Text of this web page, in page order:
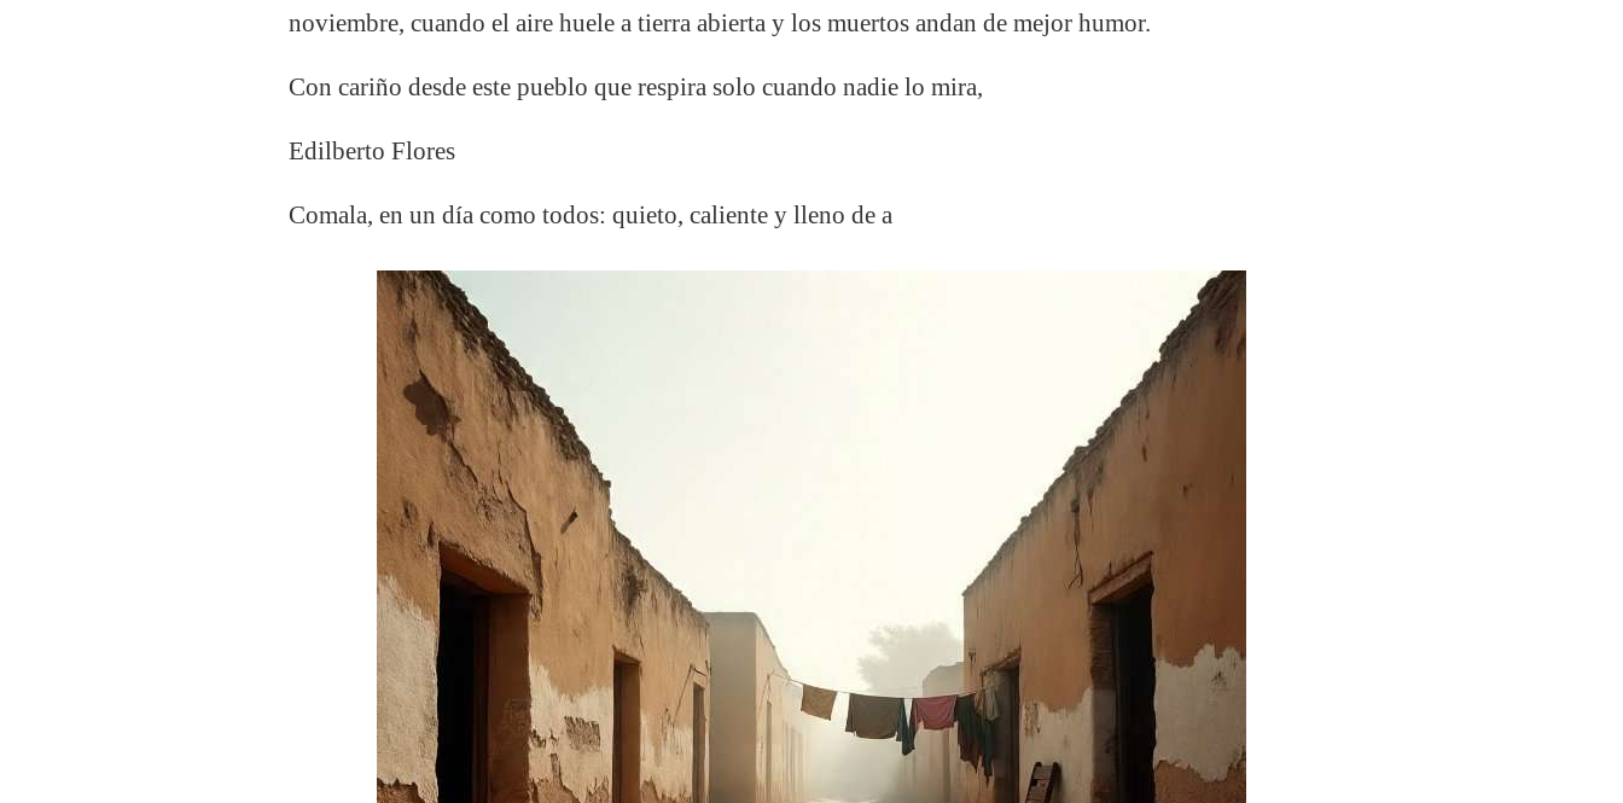
noviembre, cuando el aire huele a tierra abierta y los muertos andan de mejor humor.
Con cariño desde este pueblo que respira solo cuando nadie lo mira,
Edilberto Flores
Comala, en un día como todos: quieto, caliente y lleno de a